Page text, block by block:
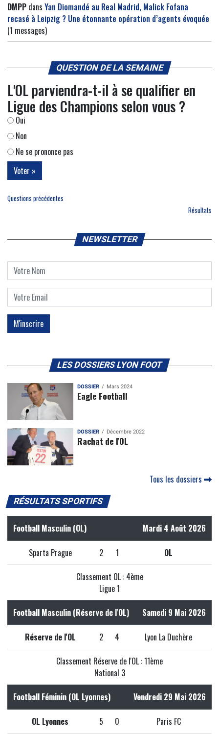
DMPP dans Yan Diomandé au Real Madrid, Malick Fofana
recasé à Leipzig ? Une étonnante opération d’agents évoquée
(1 messages)
QUESTION DE LA SEMAINE
L'OL parviendra-t-il à se qualifier en
Ligue des Champions selon vous ?
Oui
Non
Ne se prononce pas
Questions précédentes
Résultats
NEWSLETTER
LES DOSSIERS LYON FOOT
DOSSIER Mars 2024
Eagle Football
DOSSIER Décembre 2022
Rachat de l'OL
Tous les dossiers
RÉSULTATS SPORTIFS
Football Masculin (OL) Mardi 4 Août 2026
Sparta Prague 2 1 OL
Classement OL : 4ème
Ligue 1
Football Masculin (Réserve de l'OL) Samedi 9 Mai 2026
Réserve de l'OL 2 4 Lyon La Duchère
Classement Réserve de l'OL : 11ème
National 3
Football Féminin (OL Lyonnes) Vendredi 29 Mai 2026
OL Lyonnes 5 0 Paris FC